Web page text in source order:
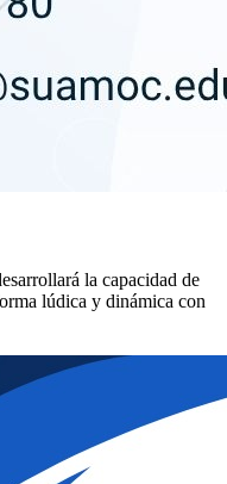
la capacidad de
lúdica y dinámica con